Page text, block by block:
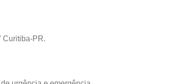
Curitiba-PR.